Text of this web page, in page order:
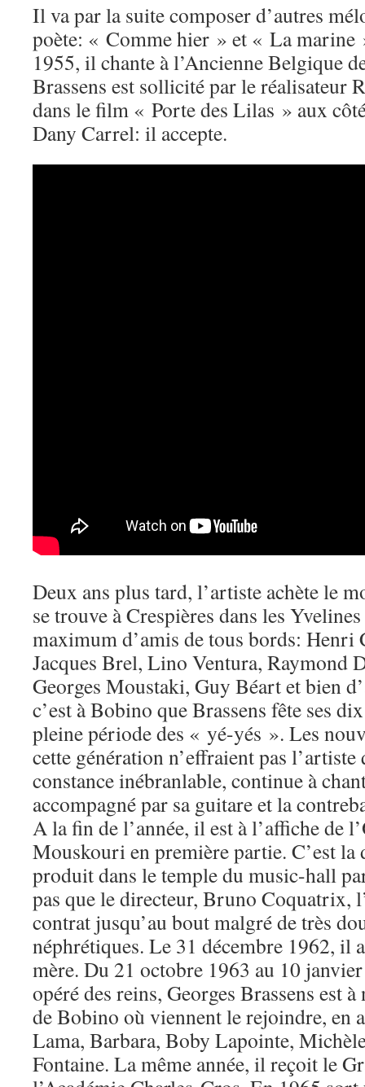
Il va par la suite composer d’autres
poète: « Comme hier » et « La marine
1955, il chante à l’Ancienne Belgique
Brassens est sollicité par le réalisateur
dans le film « Porte des Lilas » aux
Dany Carrel: il accepte.
Deux ans plus tard, l’artiste achète le
se trouve à Crespières dans les
maximum d’amis de tous bords:
Jacques Brel, Lino Ventura, Raymond
Georges Moustaki, Guy Béart et bien
c’est à Bobino que Brassens fête ses
pleine période des « yé-yés ». Les
cette génération n’effraient pas l’artiste
constance inébranlable, continue à
accompagné par sa guitare et la
A la fin de l’année, il est à l’affiche de
Mouskouri en première partie. C’est la
produit dans le temple du music-hall
pas que le directeur, Bruno Coquatrix,
contrat jusqu’au bout malgré de très
néphrétiques. Le 31 décembre 1962, il
mère. Du 21 octobre 1963 au 10
opéré des reins, Georges Brassens est
de Bobino où viennent le rejoindre, en
Lama, Barbara, Boby Lapointe,
Fontaine. La même année, il reçoit le